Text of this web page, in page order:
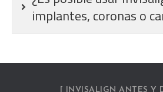
implantes, coronas o
[ INVISALIGN ANTES Y